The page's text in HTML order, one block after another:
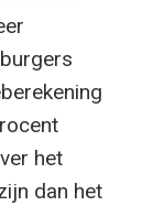
het
dan het